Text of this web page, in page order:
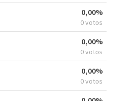
0,00%
0 votos
0,00%
0 votos
0,00%
0 votos